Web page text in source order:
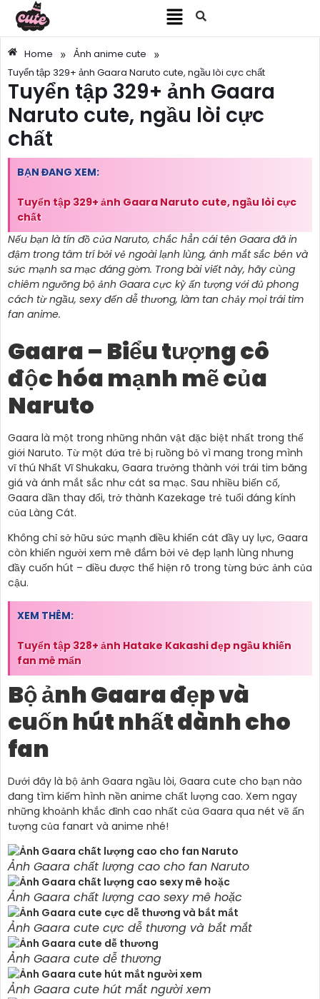
Home » Ảnh anime cute »
Tuyển tập 329+ ảnh Gaara Naruto cute, ngầu lòi cực chất
Tuyển tập 329+ ảnh Gaara
Naruto cute, ngầu lòi cực
chất
BẠN ĐANG XEM:
Tuyển tập 329+ ảnh Gaara Naruto cute, ngầu lòi cực
chất
Nếu bạn là tín đồ của Naruto, chắc hẳn cái tên Gaara đã in
đậm trong tâm trí bởi vẻ ngoài lạnh lùng, ánh mắt sắc bén và
sức mạnh sa mạc đáng gờm. Trong bài viết này, hãy cùng
chiêm ngưỡng bộ ảnh Gaara cực kỳ ấn tượng với đủ phong
cách từ ngầu, sexy đến dễ thương, làm tan chảy mọi trái tim
fan anime.
Gaara – Biểu tượng cô
độc hóa mạnh mẽ của
Naruto
Gaara là một trong những nhân vật đặc biệt nhất trong thế
giới Naruto. Từ một đứa trẻ bị ruồng bỏ vì mang trong mình
vĩ thú Nhất Vĩ Shukaku, Gaara trưởng thành với trái tim băng
giá và ánh mắt sắc như cát sa mạc. Sau nhiều biến cố,
Gaara dần thay đổi, trở thành Kazekage trẻ tuổi đáng kính
của Làng Cát.
Không chỉ sở hữu sức mạnh điều khiển cát đầy uy lực, Gaara
còn khiến người xem mê đắm bởi vẻ đẹp lạnh lùng nhưng
đầy cuốn hút – điều được thể hiện rõ trong từng bức ảnh của
cậu.
XEM THÊM:
Tuyển tập 328+ ảnh Hatake Kakashi đẹp ngầu khiến
fan mê mẩn
Bộ ảnh Gaara đẹp và
cuốn hút nhất dành cho
fan
Dưới đây là bộ ảnh Gaara ngầu lòi, Gaara cute cho bạn nào
đang tìm kiếm hình nền anime chất lượng cao. Xem ngay
những khoảnh khắc đỉnh cao nhất của Gaara qua nét vẽ ấn
tượng của fanart và anime nhé!
Ảnh Gaara chất lượng cao cho fan Naruto
Ảnh Gaara chất lượng cao sexy mê hoặc
Ảnh Gaara cute cực dễ thương và bắt mắt
Ảnh Gaara cute dễ thương
Ảnh Gaara cute hút mắt người xem